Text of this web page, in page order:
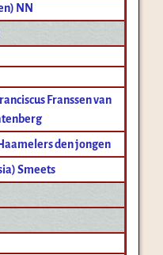
NN
Franssen van
den jongen
Smeets